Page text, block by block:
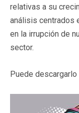
relativas a su
análisis centrados
en la irrupción de
sector.
Puede descargarlo